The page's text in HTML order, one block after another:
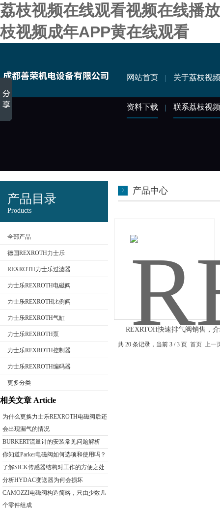
荔枝视频在线观看视频在线播
枝视频成年APP黄在线观看
网站首页 关于荔枝视
资料下载 联系荔枝视
产品目录
Products
全部产品
德国REXROTH力士乐
REXROTH力士乐过滤器
力士乐REXROTH电磁阀
力士乐REXROTH比例阀
力士乐REXROTH气缸
力士乐REXROTH泵
力士乐REXROTH控制器
力士乐REXROTH编码器
更多分类
相关文章 Article
为什么更换力士乐REXROTH电磁阀后还
会出现漏气的情况
BURKERT流量计的安装常见问题解析
你知道Parker电磁阀如何选项和使用吗？
了解SICK传感器结构对工作的方便之处
分析HYDAC变送器为何会损坏
CAMOZZI电磁阀构造简略，只由少数几
个零件组成
产品中心
REXRTOH快速排气阀销售，
共 20 条记录，当前 3 / 3 页 首页 上一